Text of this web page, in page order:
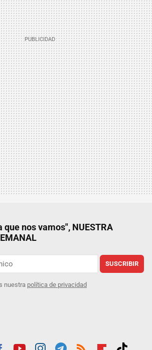
que nos vamos", NUESTRA
SUSCRIBIR
nuestra política de privacidad